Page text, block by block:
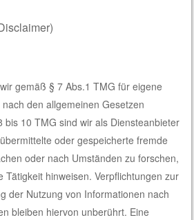
gemäß § 7 Abs.1 TMG für eigene
den allgemeinen Gesetzen
bis 10 TMG sind wir als Diensteanbieter
oder gespeicherte fremde
oder nach Umständen zu forschen,
Tätigkeit hinweisen. Verpflichtungen zur
der Nutzung von Informationen nach
bleiben hiervon unberührt. Eine